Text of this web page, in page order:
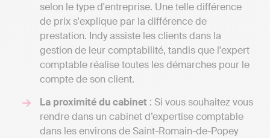
selon le type d'entreprise. Une telle différence
de prix s'explique par la différence de
prestation. Indy assiste les clients dans la
gestion de leur comptabilité, tandis que l'expert
comptable réalise toutes les démarches pour le
compte de son client.
La proximité du cabinet : Si vous souhaitez vous
rendre dans un cabinet d’expertise comptable
dans les environs de Saint-Romain-de-Popey